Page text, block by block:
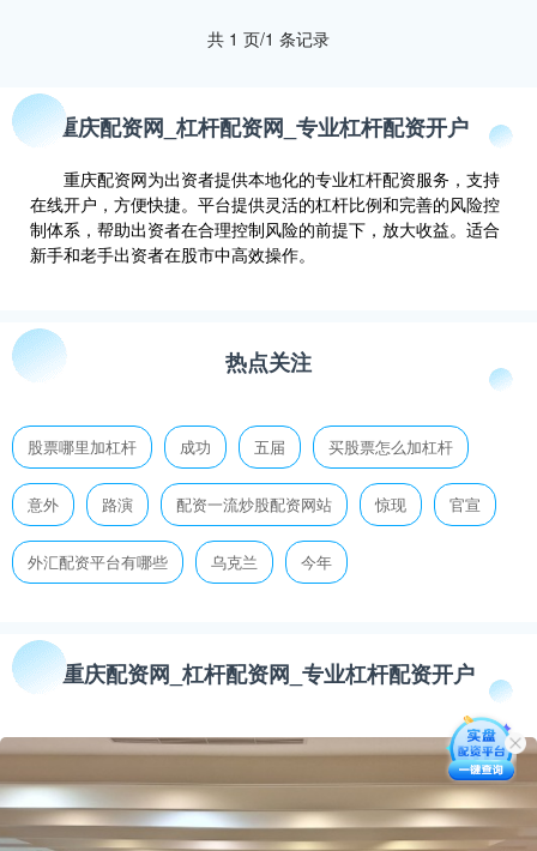
共 1 页/1 条记录
重庆配资网_杠杆配资网_专业杠杆配资开户
重庆配资网为出资者提供本地化的专业杠杆配资服务，支持
在线开户，方便快捷。平台提供灵活的杠杆比例和完善的风险控
制体系，帮助出资者在合理控制风险的前提下，放大收益。适合
新手和老手出资者在股市中高效操作。
热点关注
股票哪里加杠杆 成功 五届 买股票怎么加杠杆
意外 路演 配资一流炒股配资网站 惊现 官宣
外汇配资平台有哪些 乌克兰 今年
重庆配资网_杠杆配资网_专业杠杆配资开户